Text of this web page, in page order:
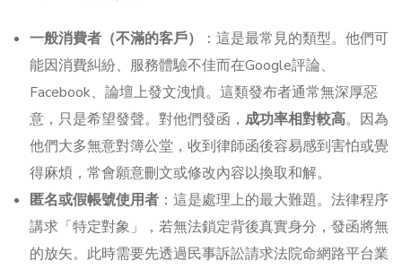
一般消費者（不滿的客戶）
：這是最常見的類型。他們可
能因消費糾紛、服務體驗不佳而在Google評論、
Facebook、論壇上發文洩憤。這類發布者通常無深厚惡
意，只是希望發聲。對他們發函， 成功率相對較高。因為
他們大多無意對簿公堂，收到律師函後容易感到害怕或覺
得麻煩，常會願意刪文或修改內容以換取和解。
匿名或假帳號使用者 ：這是處理上的最大難題。法律程序
講求「特定對象」，若無法鎖定背後真實身分，發函將無
的放矢。此時需要先透過民事訴訟請求法院命網路平台業